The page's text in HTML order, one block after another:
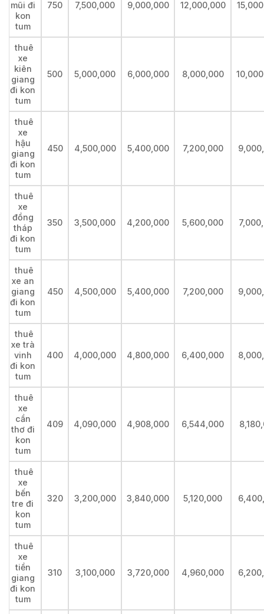
mũi đi
kon
tum
750 7,500,000 9,000,000 12,000,000
thuê
xe
kiên
giang
đi kon
tum
500 5,000,000 6,000,000 8,000,000
thuê
xe
hậu
giang
đi kon
tum
450 4,500,000 5,400,000 7,200,000
thuê
xe
đồng
tháp
đi kon
tum
350 3,500,000 4,200,000 5,600,000
thuê
xe an
giang
đi kon
tum
450 4,500,000 5,400,000 7,200,000
thuê
xe trà
vinh
đi kon
tum
400 4,000,000 4,800,000 6,400,000
thuê
xe
cần
thơ đi
kon
tum
409 4,090,000 4,908,000 6,544,000
thuê
xe
bến
tre đi
kon
tum
320 3,200,000 3,840,000 5,120,000
thuê
xe
tiền
giang
đi kon
tum
310 3,100,000 3,720,000 4,960,000